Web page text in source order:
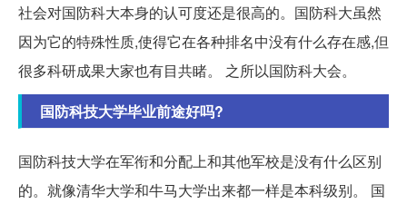
社会对国防科大本身的认可度还是很高的。国防科大虽然
因为它的特殊性质,使得它在各种排名中没有什么存在感,但
很多科研成果大家也有目共睹。 之所以国防科大会。
国防科技大学毕业前途好吗?
国防科技大学在军衔和分配上和其他军校是没有什么区别
的。就像清华大学和牛马大学出来都一样是本科级别。 国